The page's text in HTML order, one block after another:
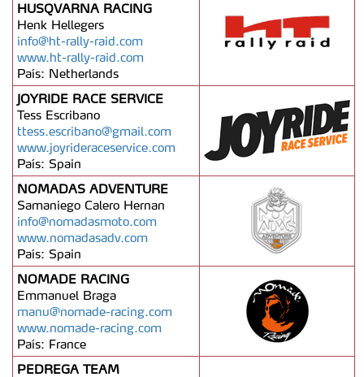
HUSQVARNA RACING
Henk Hellegers
info@ht-rally-raid.com
www.ht-rally-raid.com
País: Netherlands
JOYRIDE RACE SERVICE
Tess Escribano
ttess.escribano@gmail.com
www.joyrideraceservice.com
País: Spain
NOMADAS ADVENTURE
Samaniego Calero Hernan
info@nomadasmoto.com
www.nomadasadv.com
País: Spain
NOMADE RACING
Emmanuel Braga
manu@nomade-racing.com
www.nomade-racing.com
País: France
PEDREGA TEAM